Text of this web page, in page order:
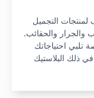
التجميل
والجرار والحقائب.
تلبي احتياجاتك
ذلك البلاستيك